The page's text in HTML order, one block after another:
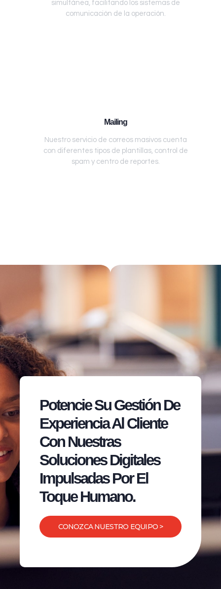
simultánea, facilitando los sistemas de
comunicación de la operación.
Mailing
Nuestro servicio de correos masivos cuenta
con diferentes tipos de plantillas, control de
spam y centro de reportes.
Potencie Su Gestión De
Experiencia Al Cliente
Con Nuestras
Soluciones Digitales
Impulsadas Por El
Toque Humano.
CONOZCA NUESTRO EQUIPO >